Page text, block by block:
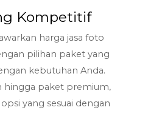
Kompetitif
harga jasa foto
pilihan paket yang
kebutuhan Anda.
hingga paket premium,
yang sesuai dengan